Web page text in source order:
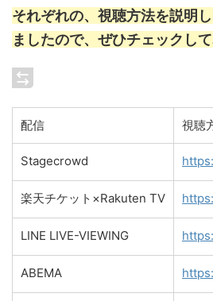
それぞれの、視聴方法を説明
ましたので、ぜひチェックして
配信 視聴
Stagecrowd
楽天チケット×Rakuten TV
LINE LIVE-VIEWING
ABEMA